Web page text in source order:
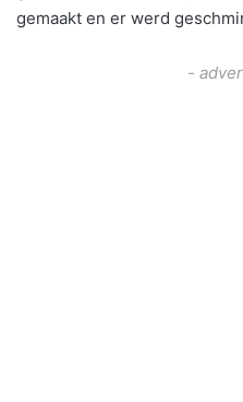
gemaakt en er werd
-